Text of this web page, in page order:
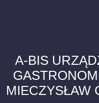
A-BIS
MIECZYSŁAW